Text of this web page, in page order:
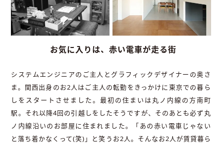
お気に入りは、赤い電車が走る街
システムエンジニアのご主人とグラフィックデザイナーの奥さ
ま。関西出身のお2人はご主人の転勤をきっかけに東京での暮ら
しをスタートさせました。最初の住まいは丸ノ内線の方南町
駅。それ以降4回の引越しをしたそうですが、そのあとも必ず丸
ノ内線沿いのお部屋に住まれました。「あの赤い電車じゃない
と落ち着かなくって(笑)」と笑うお2人。そんなお2人が賃貸暮ら